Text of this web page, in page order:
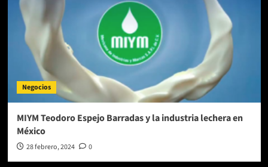
Negocios
MIYM Teodoro Espejo Barradas y la industria lechera en
México
28 febrero, 2024 0